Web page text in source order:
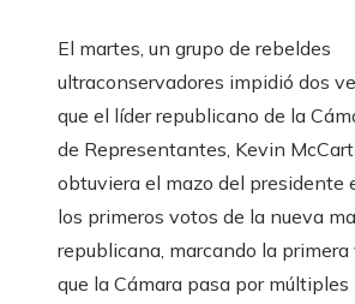
El martes, un grupo de rebeldes
ultraconservadores impidió dos
que el líder republicano de la
de Representantes, Kevin
obtuviera el mazo del presidente
los primeros votos de la nueva
republicana, marcando la primera
que la Cámara pasa por múltiples